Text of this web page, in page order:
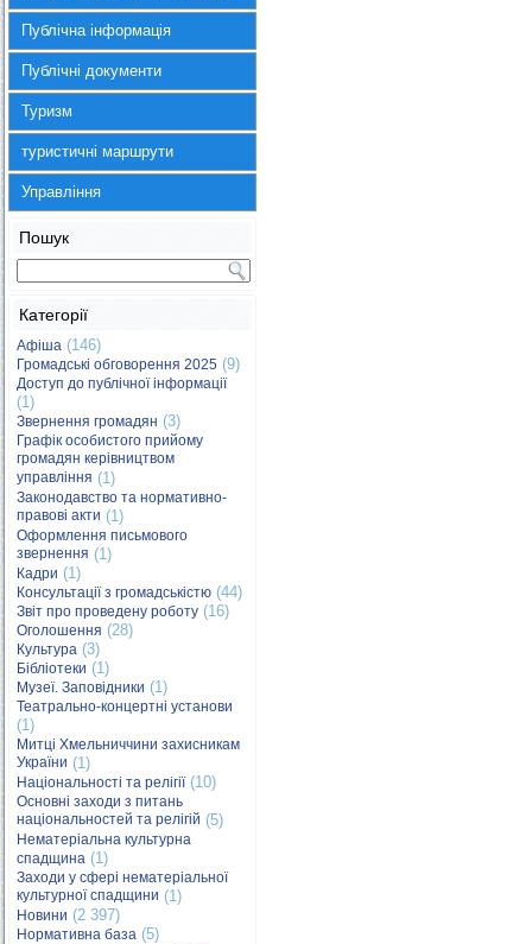
Публічна інформація
Публічні документи
Туризм
туристичні маршрути
Управління
Пошук
Категорії
Афіша (146)
Громадські обговорення 2025 (9)
Доступ до публічної інформації
(1)
Звернення громадян (3)
Графік особистого прийому
громадян керівництвом
управління (1)
Законодавство та нормативно-
правові акти (1)
Оформлення письмового
звернення (1)
Кадри (1)
Консультації з громадськістю (44)
Звіт про проведену роботу (16)
Оголошення (28)
Культура (3)
Бібліотеки (1)
Музеї. Заповідники (1)
Театрально-концертні установи
(1)
Митці Хмельниччини захисникам
України (1)
Національності та релігії(10)
Основні заходи з питань
національностей та релігій (5)
Нематеріальна культурна
спадщина (1)
Заходи у сфері нематеріальної
культурної спадщини (1)
Новини (2 397)
Нормативна база (5)